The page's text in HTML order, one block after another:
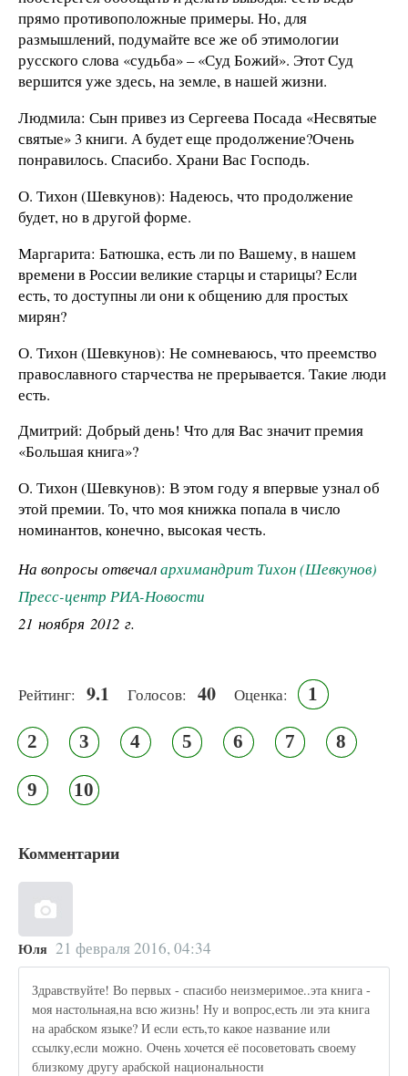
прямо противоположные примеры. Но, для
размышлений, подумайте все же об этимологии
русского слова «судьба» – «Суд Божий». Этот Суд
вершится уже здесь, на земле, в нашей жизни.
Людмила: Сын привез из Сергеева Посада «Несвятые
святые» 3 книги. А будет еще продолжение?Очень
понравилось. Спасибо. Храни Вас Господь.
О. Тихон (Шевкунов): Надеюсь, что продолжение
будет, но в другой форме.
Маргарита: Батюшка, есть ли по Вашему, в нашем
времени в России великие старцы и старицы? Если
есть, то доступны ли они к общению для простых
мирян?
О. Тихон (Шевкунов): Не сомневаюсь, что преемство
православного старчества не прерывается. Такие люди
есть.
Дмитрий: Добрый день! Что для Вас значит премия
«Большая книга»?
О. Тихон (Шевкунов): В этом году я впервые узнал об
этой премии. То, что моя книжка попала в число
номинантов, конечно, высокая честь.
На вопросы отвечалархимандрит Тихон (Шевкунов)
Пресс-центр РИА-Новости
21 ноября 2012 г.
Рейтинг: 9.1 Голосов: 40 Оценка: 1
2 3 4 5 6 7 8
9 10
Комментарии
Юля 21 февраля 2016, 04:34
Здравствуйте! Во первых - спасибо неизмеримое..эта книга -
моя настольная,на всю жизнь! Ну и вопрос,есть ли эта книга
на арабском языке? И если есть,то какое название или
ссылку,если можно. Очень хочется её посоветовать своему
близкому другу арабской национальности